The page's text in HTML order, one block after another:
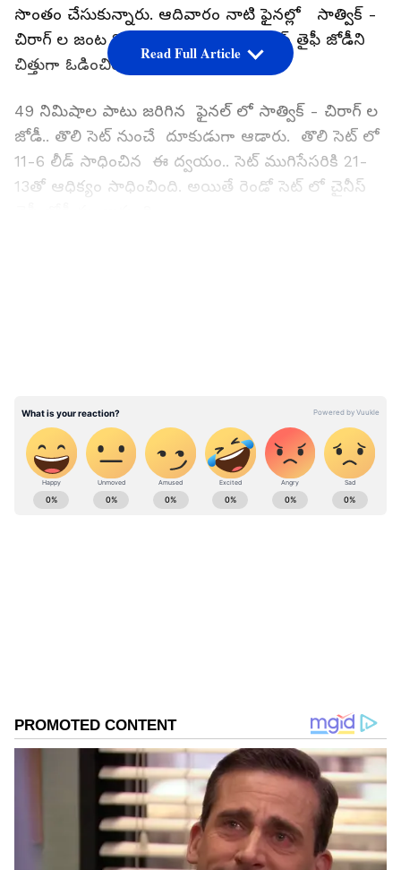
సొంతం చేసుకున్నారు. ఆదివారం నాటి ఫైనల్లో సాత్విక్ -
చిరాగ్ ల జంట 21-13, 21-19 తేడాతో చైనీస్ తైఫీ జోడీని
చిత్తుగా ఓడించింది.
49 నిమిషాల పాటు జరిగిన ఫైనల్ లో సాత్విక్ - చిరాగ్ ల
జోడీ.. తొలి సెట్ నుంచే దూకుడుగా ఆడారు. తొలి సెట్ లో
11-6 లీడ్ సాధించిన ఈ ద్వయం.. సెట్ ముగిసేసరికి 21-
13తో ఆధిక్యం సాధించింది. అయితే రెండో సెట్ లో చైనీస్
సొంతం చేసుకుని టైటిల్ విజేతగా నిలిచింది.
Read Full Article
ABOUT THE AUTHOR